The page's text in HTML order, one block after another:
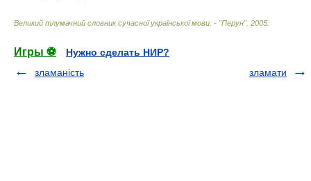
Великий тлумачний словник сучасної української мови. - "Перун". 2005
Игры ⚽
Нужно сделать НИР?
зламаність
зламати